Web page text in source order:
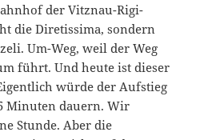
der Vitznau-Rigi-
die Diretissima, sondern
Um-Weg, weil der Weg
führt. Und heute ist dieser
würde der Aufstieg
Minuten dauern. Wir
Stunde. Aber die